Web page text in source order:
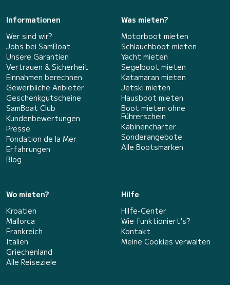
Informationen
Wer sind wir?
Jobs bei SamBoat
Unsere Garantien
Vertrauen & Sicherheit
Einnahmen berechnen
Gewerbliche Anbieter
Geschenkgutscheine
SamBoat Club
Kundenbewertungen
Presse
Fondation de la Mer
Erfahrungen
Blog
Was mieten?
Motorboot mieten
Schlauchboot mieten
Yacht mieten
Segelboot mieten
Katamaran mieten
Jetski mieten
Hausboot mieten
Boot mieten ohne
Führerschein
Kabinencharter
Sonderangebote
Alle Bootsmarken
Wo mieten?
Kroatien
Mallorca
Frankreich
Italien
Griechenland
Alle Reiseziele
Hilfe
Hilfe-Center
Wie funktioniert's?
Kontakt
Meine Cookies verwalten